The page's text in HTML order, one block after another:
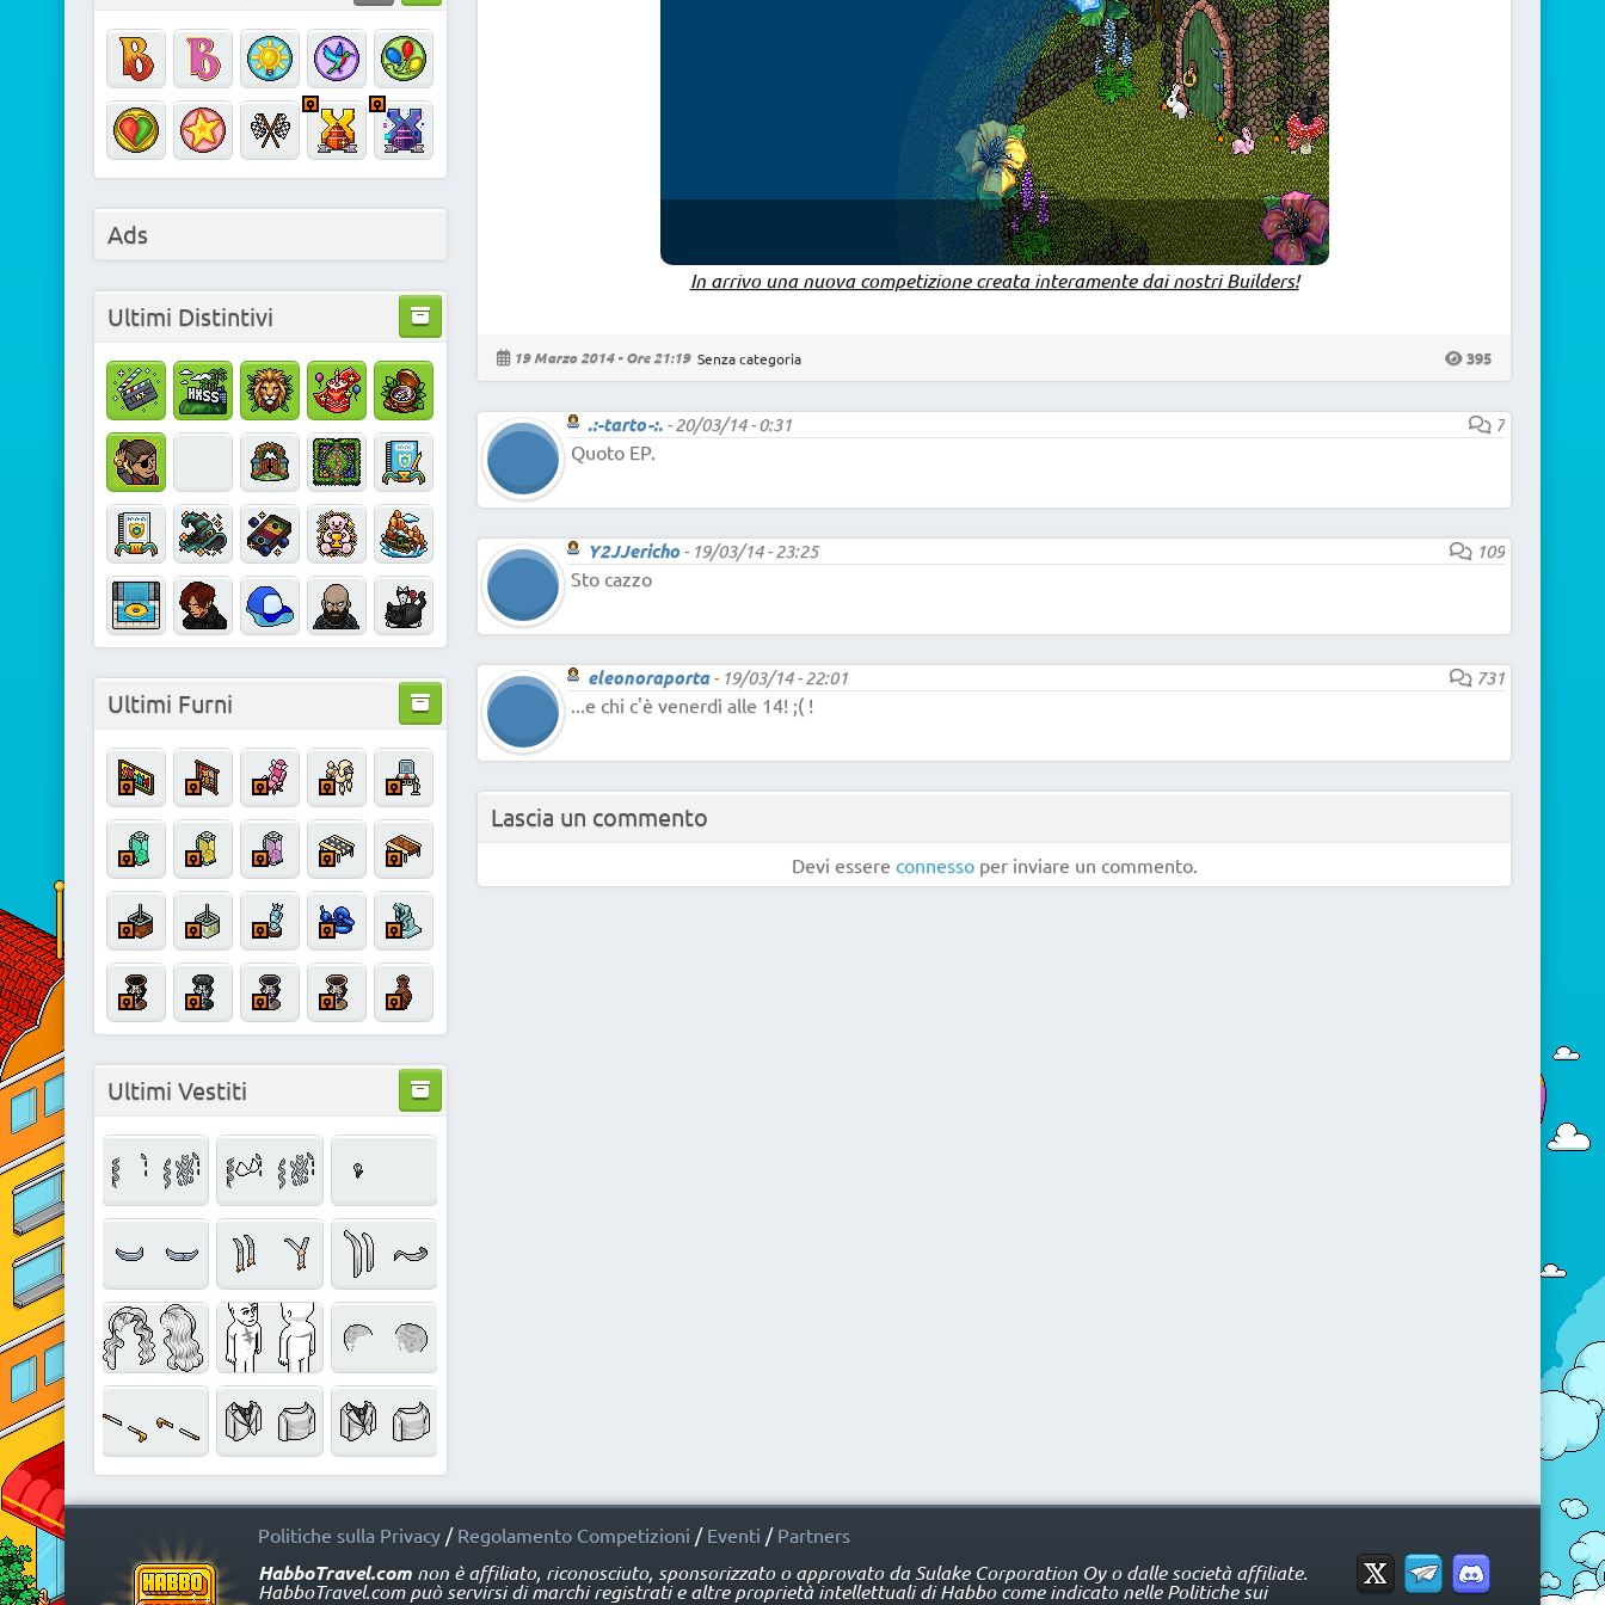
In arrivo una nuova competizione creata interamente dai nostri Builders!
19 Marzo 2014 - Ore 21:19 Senza categoria 395
.:-tarto-:.-20/03/14 - 0:31
7
Quoto EP.
Y2JJericho- 19/03/14 - 23:25
109
Sto cazzo
eleonoraporta- 19/03/14 - 22:01
731
...e chi c'è venerdì alle 14! ;( !
Lascia un commento
Devi essere connessoper inviare un commento.
Ads
Ultimi Distintivi
Ultimi Furni
Ultimi Vestiti
Politiche sulla Privacy/ Regolamento Competizioni / Eventi / Partners
HabboTravel.comnon è affiliato, riconosciuto, sponsorizzato o approvato da Sulake Corporation Oy o dalle società affiliate.
HabboTravel.com può servirsi di marchi registrati e altre proprietà intellettuali di Habbo come indicato nelle Politiche sui